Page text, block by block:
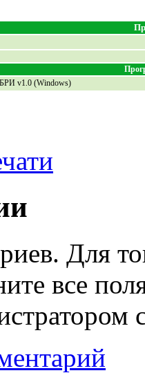
v1.0 (Windows)
Для
все